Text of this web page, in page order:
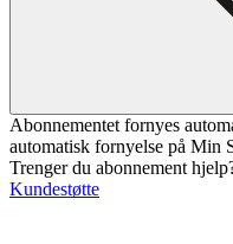
Abonnementet fornyes
automatisk fornyelse på Min
Trenger du abonnement
Kundestøtte